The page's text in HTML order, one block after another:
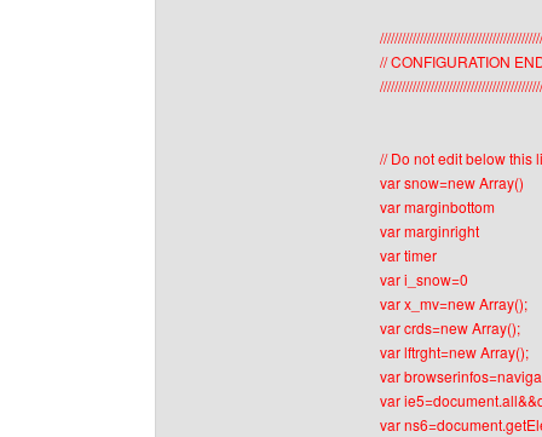
// CONFIGURATION
// Do not edit below this
var snow=new Array()
var marginbottom
var marginright
var timer
var i_snow=0
var x_mv=new Array();
var crds=new Array();
var lftrght=new Array();
var
var
var